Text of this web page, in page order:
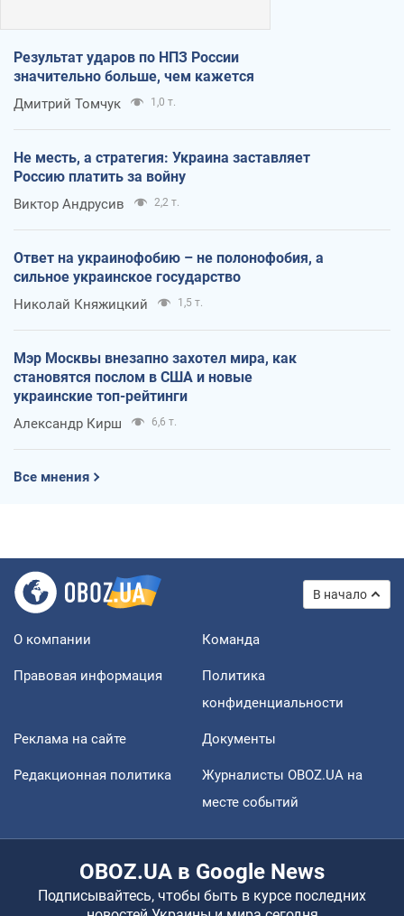
Результат ударов по НПЗ России
значительно больше, чем кажется
Дмитрий Томчук 1,0 т.
Не месть, а стратегия: Украина заставляет
Россию платить за войну
Виктор Андрусив 2,2 т.
Ответ на украинофобию – не полонофобия, а
сильное украинское государство
Николай Княжицкий 1,5 т.
Мэр Москвы внезапно захотел мира, как
становятся послом в США и новые
украинские топ-рейтинги
Александр Кирш 6,6 т.
Все мнения
В начало
О компании Команда
Правовая информация
Политика
конфиденциальности
Реклама на сайте Документы
Редакционная политика
Журналисты OBOZ.UA на
месте событий
OBOZ.UA в Google News
Подписывайтесь, чтобы быть в курсе последних